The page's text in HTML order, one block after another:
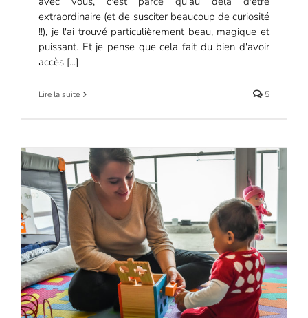
extraordinaire (et de susciter beaucoup de curiosité
!!), je l'ai trouvé particulièrement beau, magique et
puissant. Et je pense que cela fait du bien d'avoir
accès [...]
Lire la suite 5